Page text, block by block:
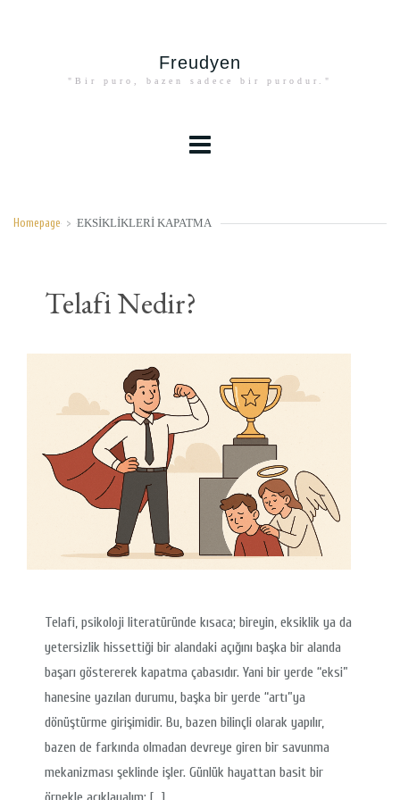
Freudyen
"Bir puro, bazen sadece bir purodur."
Homepage > EKSIKLIKLERI KAPATMA
Telafi Nedir?
Telafi, psikoloji literatüründe kısaca; bireyin, eksiklik ya da
yetersizlik hissettiği bir alandaki açığını başka bir alanda
başarı göstererek kapatma çabasıdır. Yani bir yerde “eksi”
hanesine yazılan durumu, başka bir yerde “artı”ya
dönüştürme girişimidir. Bu, bazen bilinçli olarak yapılır,
bazen de farkında olmadan devreye giren bir savunma
mekanizması şeklinde işler. Günlük hayattan basit bir